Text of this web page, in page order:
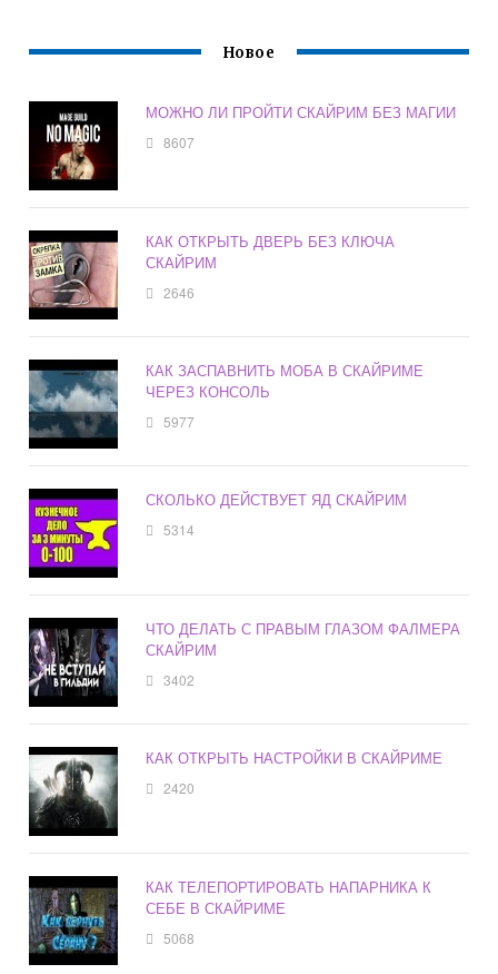
Новое
МОЖНО ЛИ ПРОЙТИ СКАЙРИМ БЕЗ МАГИИ
8607
КАК ОТКРЫТЬ ДВЕРЬ БЕЗ КЛЮЧА
СКАЙРИМ
2646
КАК ЗАСПАВНИТЬ МОБА В СКАЙРИМЕ
ЧЕРЕЗ КОНСОЛЬ
5977
СКОЛЬКО ДЕЙСТВУЕТ ЯД СКАЙРИМ
5314
ЧТО ДЕЛАТЬ С ПРАВЫМ ГЛАЗОМ ФАЛМЕРА
СКАЙРИМ
3402
КАК ОТКРЫТЬ НАСТРОЙКИ В СКАЙРИМЕ
2420
КАК ТЕЛЕПОРТИРОВАТЬ НАПАРНИКА К
СЕБЕ В СКАЙРИМЕ
5068